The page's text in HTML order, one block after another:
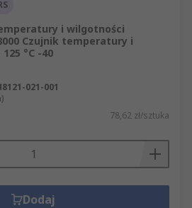
i wilgotności
Czujnik temperatury i
°C -40
021-001
78,62 zł/sztuka
Dodaj